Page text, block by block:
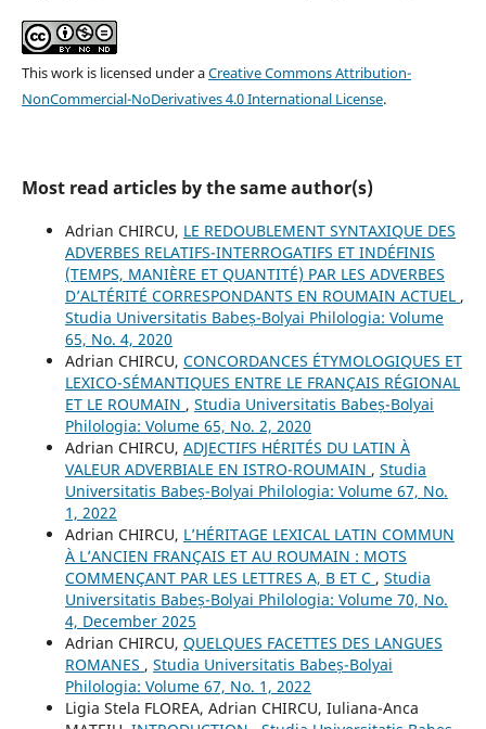
This work is licensed under aCreative Commons Attribution-
NonCommercial-NoDerivatives 4.0 International License.
Most read articles by the same author(s)
Adrian CHIRCU, LE REDOUBLEMENT SYNTAXIQUE DES
ADVERBES RELATIFS-INTERROGATIFS ET INDÉFINIS
(TEMPS, MANIÈRE ET QUANTITÉ) PAR LES ADVERBES
D’ALTÉRITÉ CORRESPONDANTS EN ROUMAIN ACTUEL ,
Studia Universitatis Babeș-Bolyai Philologia: Volume
65, No. 4, 2020
Adrian CHIRCU, CONCORDANCES ÉTYMOLOGIQUES ET
LEXICO-SÉMANTIQUES ENTRE LE FRANÇAIS RÉGIONAL
ET LE ROUMAIN , Studia Universitatis Babeș-Bolyai
Philologia: Volume 65, No. 2, 2020
Adrian CHIRCU, ADJECTIFS HÉRITÉS DU LATIN À
VALEUR ADVERBIALE EN ISTRO-ROUMAIN , Studia
Universitatis Babeș-Bolyai Philologia: Volume 67, No.
1, 2022
Adrian CHIRCU, L’HÉRITAGE LEXICAL LATIN COMMUN
À L’ANCIEN FRANÇAIS ET AU ROUMAIN : MOTS
COMMENÇANT PAR LES LETTRES A, B ET C , Studia
Universitatis Babeș-Bolyai Philologia: Volume 70, No.
4, December 2025
Adrian CHIRCU, QUELQUES FACETTES DES LANGUES
ROMANES , Studia Universitatis Babeș-Bolyai
Philologia: Volume 67, No. 1, 2022
Ligia Stela FLOREA, Adrian CHIRCU, Iuliana-Anca